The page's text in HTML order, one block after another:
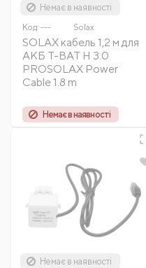
Немає в наявності
Код: --- Solax
SOLAX кабель 1,2 м для
АКБ T-BAT H 3.0
PROSOLAX Power
Cable 1.8 m
Немає в наявності
Немає в наявності